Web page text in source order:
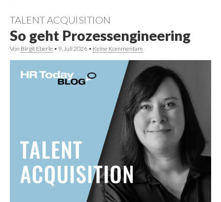
TALENT ACQUISITION
So geht Prozessengineering
Von Birgit Eberle • 9. Juli 2026 • Keine Kommentare